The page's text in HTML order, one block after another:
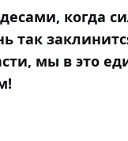
когда
так
мы в это